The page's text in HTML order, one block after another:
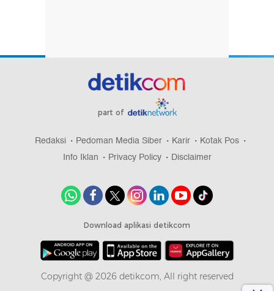
part of
Redaksi Pedoman Media Siber Karir
Kotak Pos
Info Iklan
Privacy Policy Disclaimer
Download aplikasi detikcom
Copyright @ 2026 detikcom, All right reserved